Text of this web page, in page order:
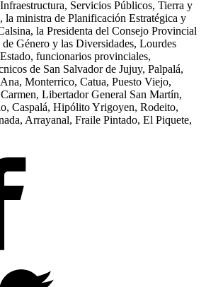
Servicios Públicos, Tierra y
la ministra de Planificación Estratégica y
la Presidenta del Consejo Provincial
Género y las Diversidades, Lourdes
funcionarios provinciales,
de San Salvador de Jujuy, Palpalá,
Monterrico, Catua, Puesto Viejo,
Libertador General San Martín,
Caspalá, Hipólito Yrigoyen, Rodeito,
Arrayanal, Fraile Pintado, El Piquete,